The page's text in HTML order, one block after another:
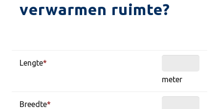
verwarmen ruimte?
Lengte*
meter
Breedte*